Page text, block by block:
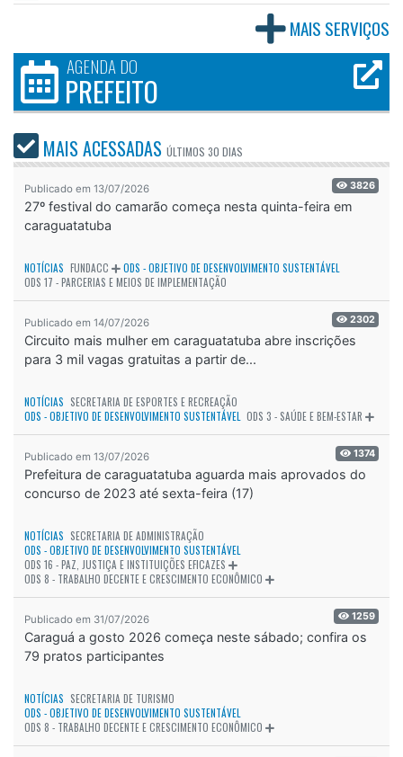
MAIS SERVIÇOS
AGENDA DO
PREFEITO
MAIS ACESSADAS ÚLTIMOS 30 DIAS
Publicado em 13/07/2026 3826
27º festival do camarão começa nesta quinta-feira em
caraguatatuba
NOTÍCIAS FUNDACC
ODS - OBJETIVO DE DESENVOLVIMENTO SUSTENTÁVEL
ODS 17 - PARCERIAS E MEIOS DE IMPLEMENTAÇÃO
Publicado em 14/07/2026 2302
Circuito mais mulher em caraguatatuba abre inscrições
para 3 mil vagas gratuitas a partir de...
NOTÍCIAS SECRETARIA DE ESPORTES E RECREAÇÃO
ODS - OBJETIVO DE DESENVOLVIMENTO SUSTENTÁVEL ODS 3 - SAÚDE E BEM-ESTAR
Publicado em 13/07/2026 1374
Prefeitura de caraguatatuba aguarda mais aprovados do
concurso de 2023 até sexta-feira (17)
NOTÍCIAS SECRETARIA DE ADMINISTRAÇÃO
ODS - OBJETIVO DE DESENVOLVIMENTO SUSTENTÁVEL
ODS 16 - PAZ, JUSTIÇA E INSTITUIÇÕES EFICAZES
ODS 8 - TRABALHO DECENTE E CRESCIMENTO ECONÔMICO
Publicado em 31/07/2026 1259
Caraguá a gosto 2026 começa neste sábado; confira os
79 pratos participantes
NOTÍCIAS SECRETARIA DE TURISMO
ODS - OBJETIVO DE DESENVOLVIMENTO SUSTENTÁVEL
ODS 8 - TRABALHO DECENTE E CRESCIMENTO ECONÔMICO